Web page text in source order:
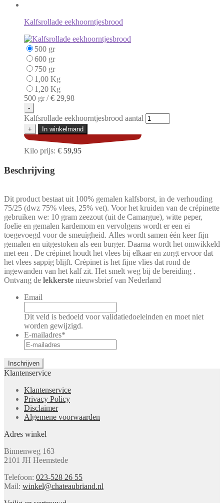
Kalfsrollade eekhoorntjesbrood
500 gr
600 gr
750 gr
1,00 Kg
1,20 Kg
500 gr /€ 29,98
-
Kalfsrollade eekhoorntjesbrood aantal
+ In winkelmand
Kilo prijs: € 59,95
Beschrijving
Dit product bestaat uit 100% gemalen kalfsborst, in de verhouding
75/25 (dwz 75% vlees, 25% vet). Voor het kruiden van de crépinette
gebruiken we: 10 gram zeezout (uit de Camargue), witte peper,
foelie en gemalen kardemom en vervolgens wordt er een ei
toegevoegd voor de smeuïgheid. Alles wordt samen één keer fijn
gemalen en uitgestoken als een burger. Daarna wordt het omwikkeld
met een . De crépinet houdt het vlees bij elkaar en zorgt ervoor dat
het vlees sappig blijft. Crépinet is het fijne vlies dat rond de
ingewanden van het kalf zit. Het smelt weg bij de bereiding .
Ontvang de lekkerste nieuwsbrief van Nederland
Email
Dit veld is bedoeld voor validatiedoeleinden en moet niet
worden gewijzigd.
E-mailadres*
Klantenservice
Klantenservice
Privacy Policy
Disclaimer
Algemene voorwaarden
Adres winkel
Binnenweg 163
2101 JH Heemstede
Telefoon: 023-528 26 55
Mail: winkel@chateaubriand.nl